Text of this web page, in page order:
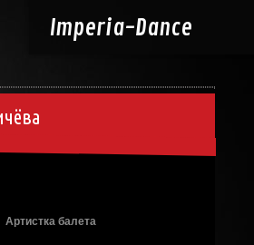
Imperia-Dance
Артистка балета